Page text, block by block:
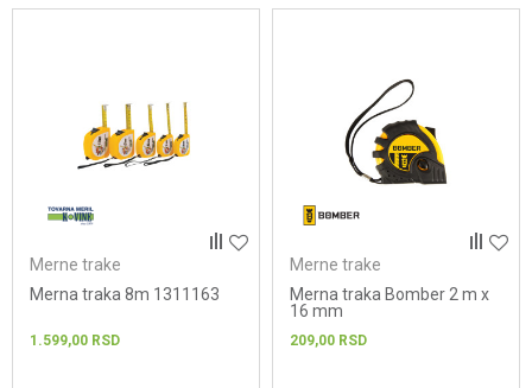
Merne trake
Merna traka 8m 1311163
1.599,00 RSD
Merne trake
Merna traka Bomber 2 m x
16 mm
209,00 RSD